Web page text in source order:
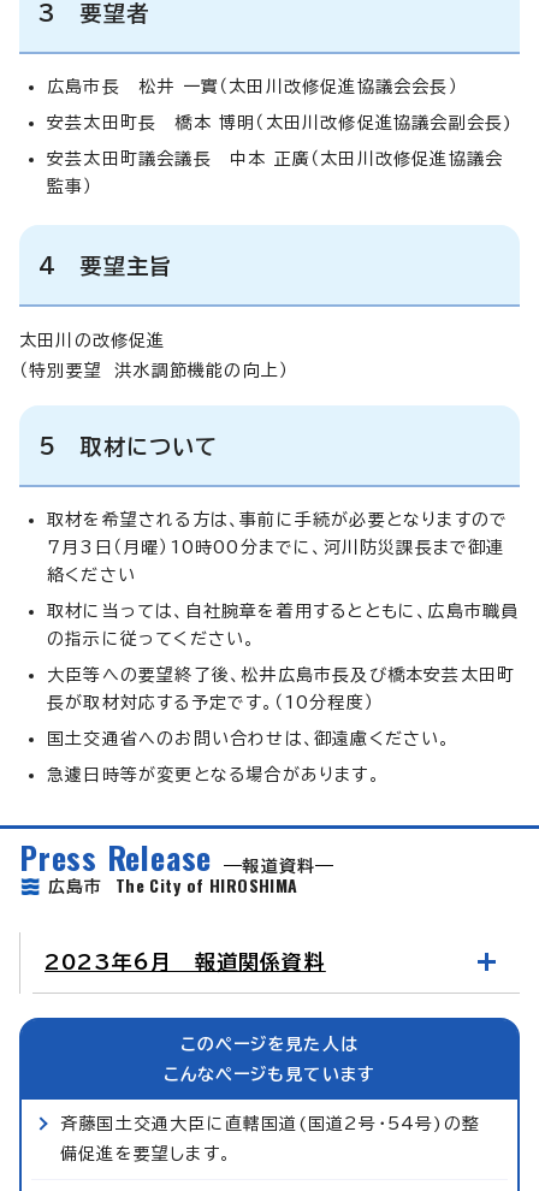
3 要望者
広島市長 松井 一實（太田川改修促進協議会会長）
安芸太田町長 橋本 博明（太田川改修促進協議会副会長)
安芸太田町議会議長 中本 正廣（太田川改修促進協議会
監事）
4 要望主旨
太田川の改修促進
（特別要望 洪水調節機能の向上）
5 取材について
取材を希望される方は、事前に手続が必要となりますので
7月3日（月曜）10時00分までに、河川防災課長まで御連
絡ください
取材に当っては、自社腕章を着用するとともに、広島市職員
の指示に従ってください。
大臣等への要望終了後、松井広島市長及び橋本安芸太田町
長が取材対応する予定です。（10分程度）
国土交通省へのお問い合わせは、御遠慮ください。
急遽日時等が変更となる場合があります。
Press Release
報道資料
広島市 The City of HIROSHIMA
2023年6月 報道関係資料
このページを見た人は
こんなページも見ています
斉藤国土交通大臣に直轄国道(国道2号・54号)の整
備促進を要望します。